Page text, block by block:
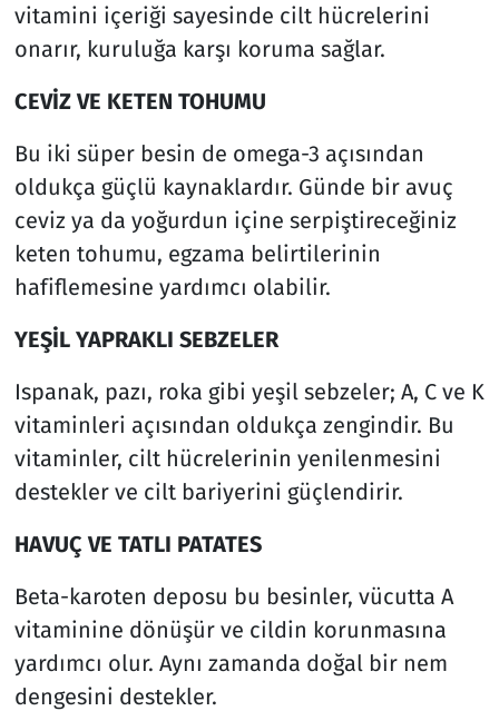
vitamini içeriği sayesinde cilt hücrelerini
onarır, kuruluğa karşı koruma sağlar.
CEVİZ VE KETEN TOHUMU
Bu iki süper besin de omega-3 açısından
oldukça güçlü kaynaklardır. Günde bir avuç
ceviz ya da yoğurdun içine serpiştireceğiniz
keten tohumu, egzama belirtilerinin
hafiflemesine yardımcı olabilir.
YEŞİL YAPRAKLI SEBZELER
Ispanak, pazı, roka gibi yeşil sebzeler; A, C ve K
vitaminleri açısından oldukça zengindir. Bu
vitaminler, cilt hücrelerinin yenilenmesini
destekler ve cilt bariyerini güçlendirir.
HAVUÇ VE TATLI PATATES
Beta-karoten deposu bu besinler, vücutta A
vitaminine dönüşür ve cildin korunmasına
yardımcı olur. Aynı zamanda doğal bir nem
dengesini destekler.